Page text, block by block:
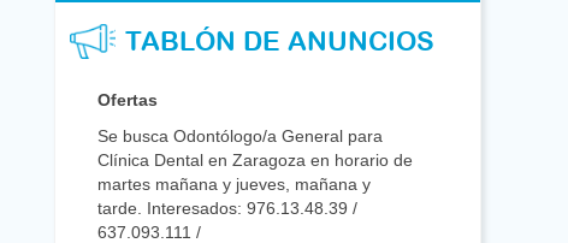
TABLÓN DE ANUNCIOS
Ofertas
Se busca Odontólogo/a General para
Clínica Dental en Zaragoza en horario de
martes mañana y jueves, mañana y
tarde. Interesados: 976.13.48.39 /
637.093.111 /